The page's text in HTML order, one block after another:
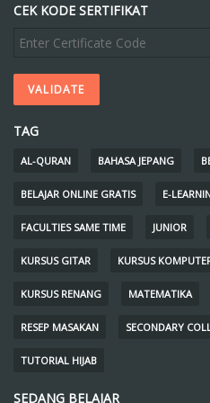
CEK KODE SERTIFIKAT
TAG
AL-QURAN BAHASA JEPANG
BELAJAR ONLINE GRATIS E-
FACULTIES SAME TIME JUNIOR
KURSUS GITAR KURSUS
KURSUS RENANG MATEMATIKA
RESEP MASAKAN SECONDARY
TUTORIAL HIJAB
SEDANG BELAJAR